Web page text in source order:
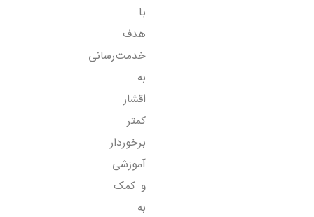
با
هدف
خدمت‌رسانی
به
اقشار
کمتر
برخوردار
آموزشی
و کمک
به